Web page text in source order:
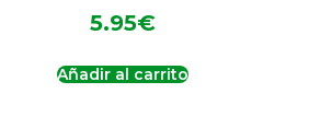
5.95€
Añadir al carrito